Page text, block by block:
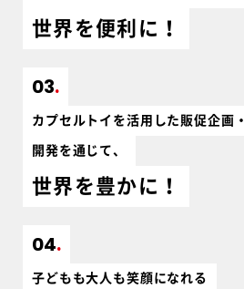
世界を便利に！
03
カプセルトイを活用した販促企画・
開発を通じて、
世界を豊かに！
04
子どもも大人も笑顔になれる